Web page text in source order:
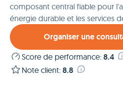
composant central fiable pour
énergie durable et les services
Organiser une
Score de performance: 8.4
Note client: 8.8